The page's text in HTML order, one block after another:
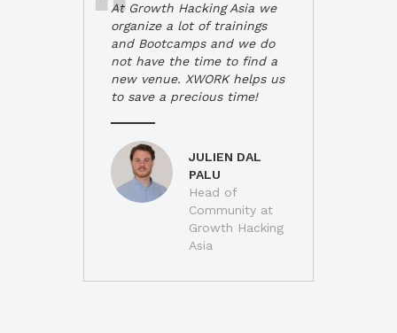
At Growth Hacking Asia we
organize a lot of trainings
and Bootcamps and we do
not have the time to find a
new venue. XWORK helps us
to save a precious time!
JULIEN DAL
PALU
Head of
Community at
Growth Hacking
Asia